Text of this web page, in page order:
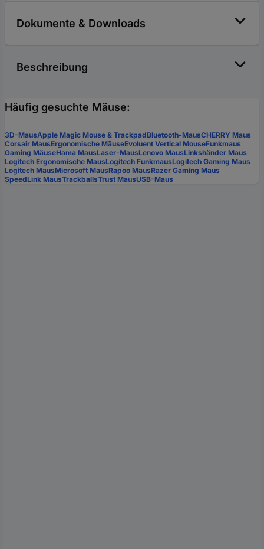
Dokumente & Downloads
Beschreibung
Häufig gesuchte Mäuse:
3D-MausApple Magic Mouse & TrackpadBluetooth-MausCHERRY Maus
Corsair MausErgonomische MäuseEvoluent Vertical MouseFunkmaus
Gaming MäuseHama MausLaser-MausLenovo MausLinkshänder Maus
Logitech Ergonomische MausLogitech FunkmausLogitech Gaming Maus
Logitech MausMicrosoft MausRapoo MausRazer Gaming Maus
SpeedLink MausTrackballsTrust MausUSB-Maus